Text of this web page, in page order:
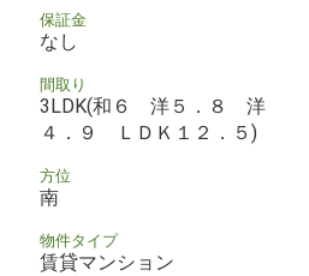
保証金
なし
間取り
3LDK(和６ 洋５．８ 洋
４．９ ＬＤＫ１２．５)
方位
南
物件タイプ
賃貸マンション